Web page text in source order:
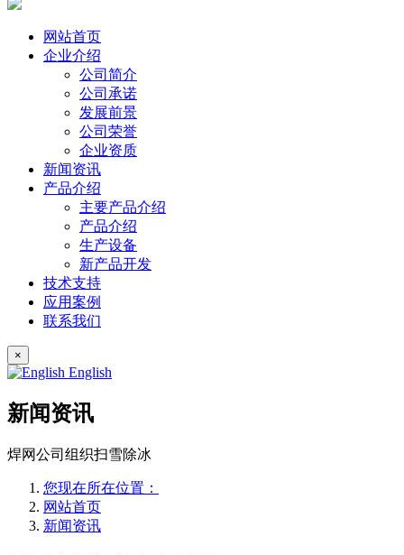
网站首页
企业介绍
公司简介
公司承诺
发展前景
公司荣誉
企业资质
新闻资讯
产品介绍
主要产品介绍
产品介绍
生产设备
新产品开发
技术支持
应用案例
联系我们
×
English
新闻资讯
焊网公司组织扫雪除冰
您现在所在位置：
网站首页
新闻资讯